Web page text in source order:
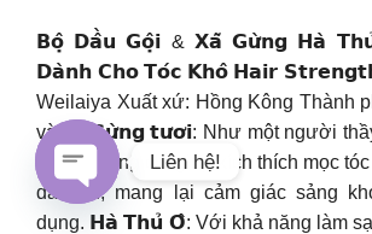
𝗕𝗼̣̂ 𝗗𝗮̂̀𝘂 𝗚𝗼̣̂𝗶 & 𝗫𝗮̃ 𝗚𝘂̛̀𝗻𝗴 𝗛𝗮̀
𝗗𝗮̀𝗻𝗵 𝗖𝗵𝗼 𝗧𝗼́𝗰 𝗞𝗵𝗼̂ 𝗛𝗮𝗶𝗿
Weilaiya Xuất xứ: Hồng Kông Thành
vàng: 𝗚𝘂̛̀𝗻𝗴 𝘁𝘂̛𝗼̛𝗶: Như một người
gừng không chỉ giúp kích thích mọc
da đầu, mang lại cảm giác sảng
dụng. 𝗛𝗮̀ 𝗧𝗵𝘂̉ 𝗢̂: Với khả năng làm
Liên hệ!
Open